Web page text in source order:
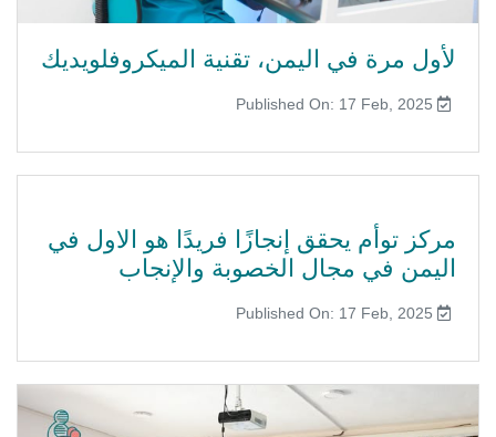
لأول مرة في اليمن، تقنية الميكروفلويديك
مركز توأم يحقق إنجازًا فريدًا هو الاول في
اليمن في مجال الخصوبة والإنجاب